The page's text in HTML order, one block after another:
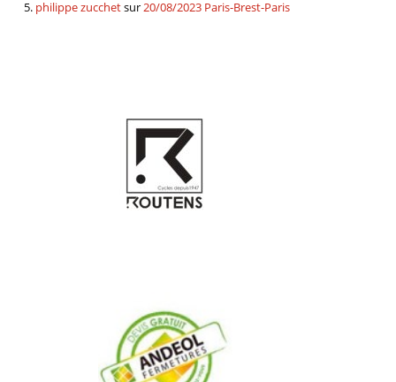
philippe zucchetsur20/08/2023 Paris-Brest-Paris